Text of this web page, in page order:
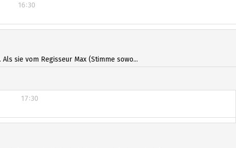
16:30
16:30
sie vom Regisseur Max (Stimme sowo...
17:30
17:30